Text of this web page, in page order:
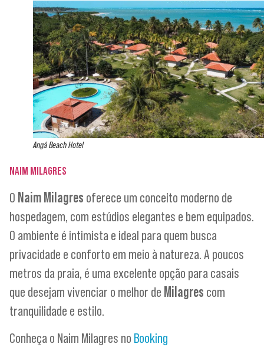
Angá Beach Hotel
NAIM MILAGRES
O Naim Milagres oferece um conceito moderno de
hospedagem, com estúdios elegantes e bem equipados.
O ambiente é intimista e ideal para quem busca
privacidade e conforto em meio à natureza. A poucos
metros da praia, é uma excelente opção para casais
que desejam vivenciar o melhor de Milagres com
tranquilidade e estilo.
Conheça o Naim Milagres no Booking